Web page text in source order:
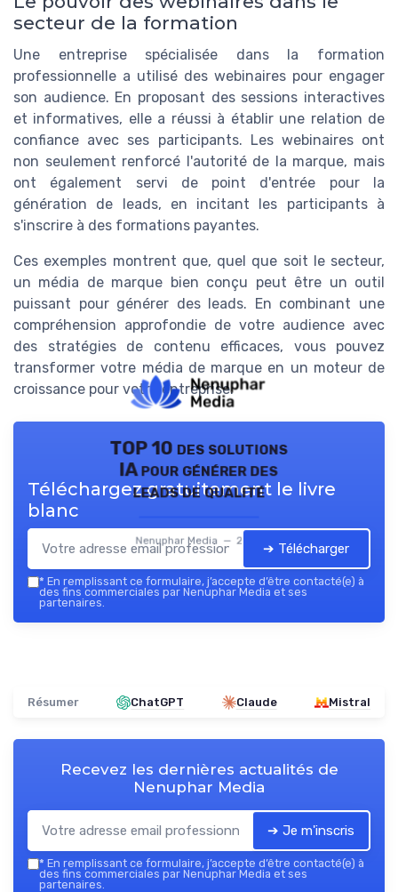
secteur de la formation
Une entreprise spécialisée dans la formation
professionnelle a utilisé des webinaires pour engager
son audience. En proposant des sessions interactives
et informatives, elle a réussi à établir une relation de
confiance avec ses participants. Les webinaires ont
non seulement renforcé l'autorité de la marque, mais
ont également servi de point d'entrée pour la
génération de leads, en incitant les participants à
s'inscrire à des formations payantes.
Ces exemples montrent que, quel que soit le secteur,
un média de marque bien conçu peut être un outil
puissant pour générer des leads. En combinant une
compréhension approfondie de votre audience avec
des stratégies de contenu efficaces, vous pouvez
transformer votre média de marque en un moteur de
croissance pour votre entreprise.
TOP 10 des solutions
IA pour générer des
leads de qualité
Nenuphar Media — 2026
Téléchargez gratuitement le livre
blanc
➔ Télécharger
* En remplissant ce formulaire, j’accepte d’être contacté(e) à
des fins commerciales par Nenuphar Media et ses
partenaires.
Résumer ChatGPT Claude Mistral
Recevez les dernières actualités de
Nenuphar Media
➔ Je m'inscris
* En remplissant ce formulaire, j’accepte d’être contacté(e) à
des fins commerciales par Nenuphar Media et ses
partenaires.